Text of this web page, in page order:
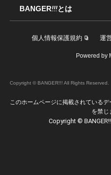
BANGER!!!とは
個人情報保護規約 運
Powered by
Copyright © BANGER!!! All Rights Reserved.
このホームページに掲載されている
を禁じ
Copyright ©